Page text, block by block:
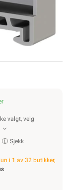
valgt, velg
Sjekk
i 1 av 32 butikker,